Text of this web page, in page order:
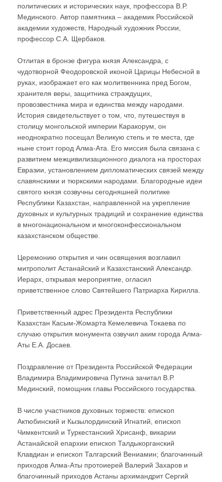
политических и исторических наук, профессора В.Р.
Мединского. Автор памятника – академик Российской
академии художеств, Народный художник России,
профессор С.А. Щербаков.
Отлитая в бронзе фигура князя Александра, с
чудотворной Феодоровской иконой Царицы Небесной в
руках, изображает его как молитвенника пред Богом,
хранителя веры, защитника страждущих,
провозвестника мира и единства между народами.
История свидетельствует о том, что, путешествуя в
столицу монгольской империи Каракорум, он
неоднократно посещал Великую степь и те места, где
ныне стоит город Алма-Ата. Его миссия была связана с
развитием межцивилизационного диалога на просторах
Евразии, установлением дипломатических связей между
славянскими и тюркскими народами. Благородные идеи
святого князя созвучны сегодняшней политике
Республики Казахстан, направленной на укрепление
духовных и культурных традиций и сохранение единства
в многонациональном и многоконфессиональном
казахстанском обществе.
Церемонию открытия и чин освящения возглавил
митрополит Астанайский и Казахстанский Александр.
Иерарх, открывая мероприятие, огласил
приветственное слово Святейшего Патриарха Кирилла.
Приветственный адрес Президента Республики
Казахстан Касым-Жомарта Кемелевича Токаева по
случаю открытия монумента озвучил аким города Алма-
Аты Е.А. Досаев.
Поздравление от Президента Российской Федерации
Владимира Владимировича Путина зачитал В.Р.
Мединский, помощник главы Российского государства.
В числе участников духовных торжеств: епископ
Актюбинский и Кызылординский Игнатий, епископ
Чимкентский и Туркестанский Хрисанф, викарии
Астанайской епархии епископ Талдыкорганский
Клавдиан и епископ Талгарский Вениамин; благочинный
приходов Алма-Аты протоиерей Валерий Захаров и
благочинный приходов Астаны архимандрит Сергий